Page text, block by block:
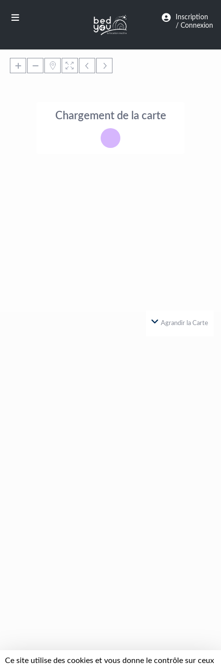
Inscription
/ Connexion
Chargement de la carte
Agrandir la Carte
Ce site utilise des cookies et vous donne le contrôle sur ceux